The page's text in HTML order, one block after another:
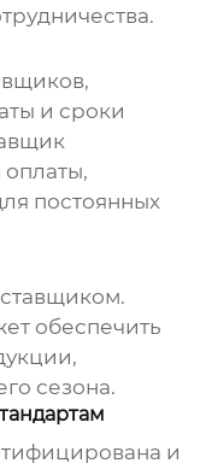
и сроки
постоянных
обеспечить
сезона.
и